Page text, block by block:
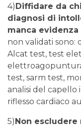
4)Diffidare da
diagnosi di
manca
non validati sono:
Alcat test, test
test, sarm test,
analisi del capello
riflesso cardiaco
5)Non